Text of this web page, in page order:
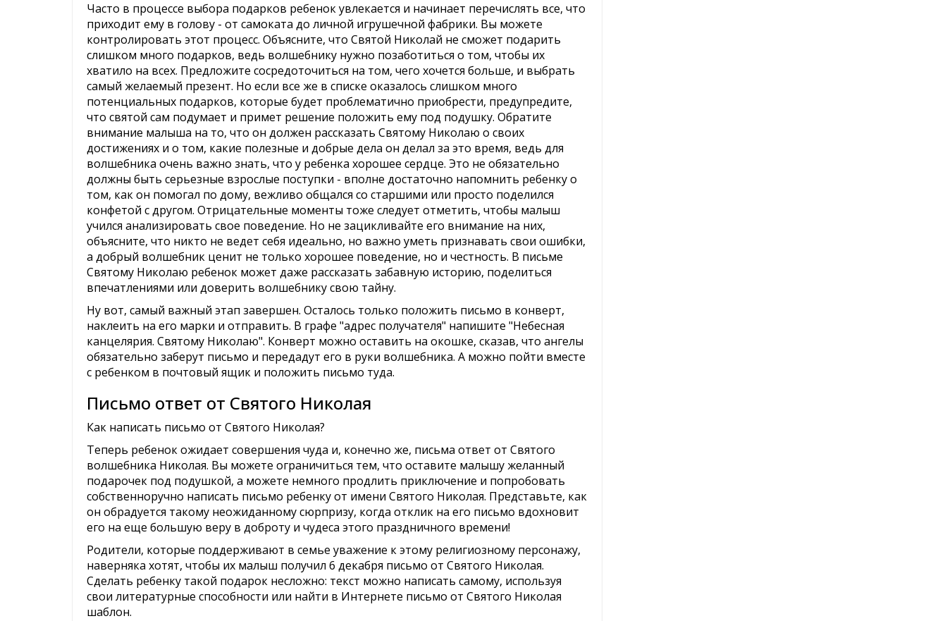
Часто в процессе выбора подарков ребенок увлекается и начинает перечислять все, что
приходит ему в голову - от самоката до личной игрушечной фабрики. Вы можете
контролировать этот процесс. Объясните, что Святой Николай не сможет подарить
слишком много подарков, ведь волшебнику нужно позаботиться о том, чтобы их
хватило на всех. Предложите сосредоточиться на том, чего хочется больше, и выбрать
самый желаемый презент. Но если все же в списке оказалось слишком много
потенциальных подарков, которые будет проблематично приобрести, предупредите,
что святой сам подумает и примет решение положить ему под подушку. Обратите
внимание малыша на то, что он должен рассказать Святому Николаю о своих
достижениях и о том, какие полезные и добрые дела он делал за это время, ведь для
волшебника очень важно знать, что у ребенка хорошее сердце. Это не обязательно
должны быть серьезные взрослые поступки - вполне достаточно напомнить ребенку о
том, как он помогал по дому, вежливо общался со старшими или просто поделился
конфетой с другом. Отрицательные моменты тоже следует отметить, чтобы малыш
учился анализировать свое поведение. Но не зацикливайте его внимание на них,
объясните, что никто не ведет себя идеально, но важно уметь признавать свои ошибки,
а добрый волшебник ценит не только хорошее поведение, но и честность. В письме
Святому Николаю ребенок может даже рассказать забавную историю, поделиться
впечатлениями или доверить волшебнику свою тайну.
Ну вот, самый важный этап завершен. Осталось только положить письмо в конверт,
наклеить на его марки и отправить. В графе "адрес получателя" напишите "Небесная
канцелярия. Святому Николаю". Конверт можно оставить на окошке, сказав, что ангелы
обязательно заберут письмо и передадут его в руки волшебника. А можно пойти вместе
с ребенком в почтовый ящик и положить письмо туда.
Письмо ответ от Святого Николая
Как написать письмо от Святого Николая?
Теперь ребенок ожидает совершения чуда и, конечно же, письма ответ от Святого
волшебника Николая. Вы можете ограничиться тем, что оставите малышу желанный
подарочек под подушкой, а можете немного продлить приключение и попробовать
собственноручно написать письмо ребенку от имени Святого Николая. Представьте, как
он обрадуется такому неожиданному сюрпризу, когда отклик на его письмо вдохновит
его на еще большую веру в доброту и чудеса этого праздничного времени!
Родители, которые поддерживают в семье уважение к этому религиозному персонажу,
наверняка хотят, чтобы их малыш получил 6 декабря письмо от Святого Николая.
Сделать ребенку такой подарок несложно: текст можно написать самому, используя
свои литературные способности или найти в Интернете письмо от Святого Николая
шаблон.